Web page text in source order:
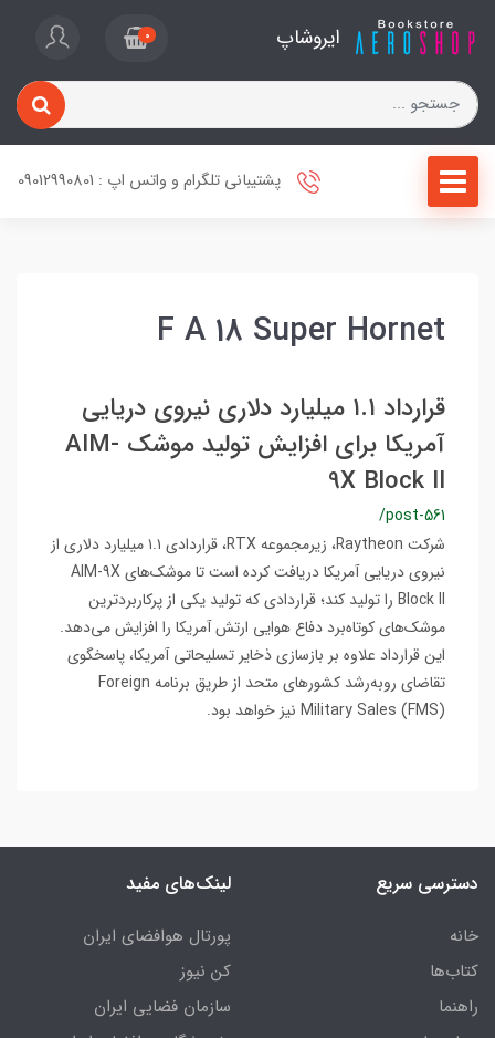
ایروشاپ 0
پشتیبانی تلگرام و واتس اپ : 09012990801
F A 18 Super Hornet
قرارداد ۱.۱ میلیارد دلاری نیروی دریایی
آمریکا برای افزایش تولید موشک AIM-
9X Block II
/post-561
شرکت Raytheon، زیرمجموعه RTX، قراردادی ۱.۱ میلیارد دلاری از
نیروی دریایی آمریکا دریافت کرده است تا موشک‌های AIM-9X
Block II را تولید کند؛ قراردادی که تولید یکی از پرکاربردترین
موشک‌های کوتاه‌برد دفاع هوایی ارتش آمریکا را افزایش می‌دهد.
این قرارداد علاوه بر بازسازی ذخایر تسلیحاتی آمریکا، پاسخگوی
تقاضای رو‌به‌رشد کشورهای متحد از طریق برنامه Foreign
Military Sales (FMS) نیز خواهد بود.
دسترسی سریع
خانه
کتاب‌ها
راهنما
لینک‌های مفید
پورتال هوافضای ایران
کن نیوز
سازمان فضایی ایران